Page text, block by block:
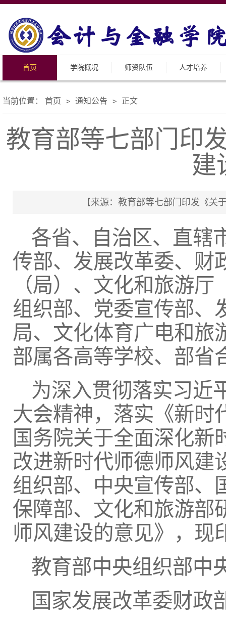
首页 学院概况 师资队伍 人才培养
当前位置： 首页 > 通知公告 > 正文
教育部等七部门印
建
【来源：教育部等七部门印发《关
各省、自治区、直辖
传部、发展改革委、财
（局）、文化和旅游
组织部、党委宣传部、
局、文化体育广电和旅
部属各高等学校、部省
为深入贯彻落实习近
大会精神，落实《新时
国务院关于全面深化新
改进新时代师德师风建
组织部、中央宣传部、
保障部、文化和旅游部
师风建设的意见》，现
教育部中央组织部中
国家发展改革委财政